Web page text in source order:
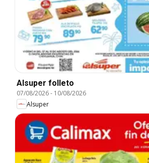
Alsuper folleto
07/08/2026- 10/08/2026
Alsuper